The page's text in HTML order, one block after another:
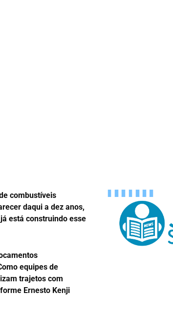
combustíveis
daqui a dez anos,
está construindo esse
equipes de
trajetos com
Ernesto Kenji